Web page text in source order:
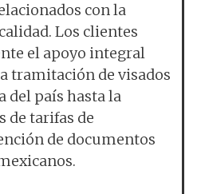
con la
Los clientes
el apoyo integral
tramitación de visados
del país hasta la
de tarifas de
de documentos